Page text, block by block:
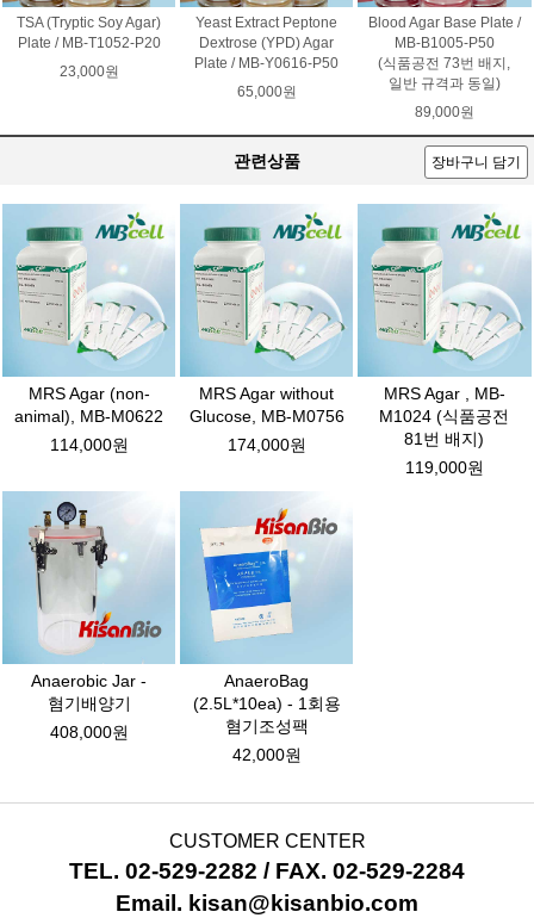
TSA (Tryptic Soy Agar)
Plate / MB-T1052-P20
23,000원
Yeast Extract Peptone
Dextrose (YPD) Agar
Plate / MB-Y0616-P50
65,000원
Blood Agar Base Plate /
MB-B1005-P50
(식품공전 73번 배지,
일반 규격과 동일)
89,000원
관련상품 장바구니 담기
MRS Agar (non-
animal), MB-M0622
114,000원
MRS Agar without
Glucose, MB-M0756
174,000원
MRS Agar , MB-
M1024 (식품공전
81번 배지)
119,000원
Anaerobic Jar -
혐기배양기
408,000원
AnaeroBag
(2.5L*10ea) - 1회용
혐기조성팩
42,000원
CUSTOMER CENTER
TEL. 02-529-2282 / FAX. 02-529-2284
Email. kisan@kisanbio.com